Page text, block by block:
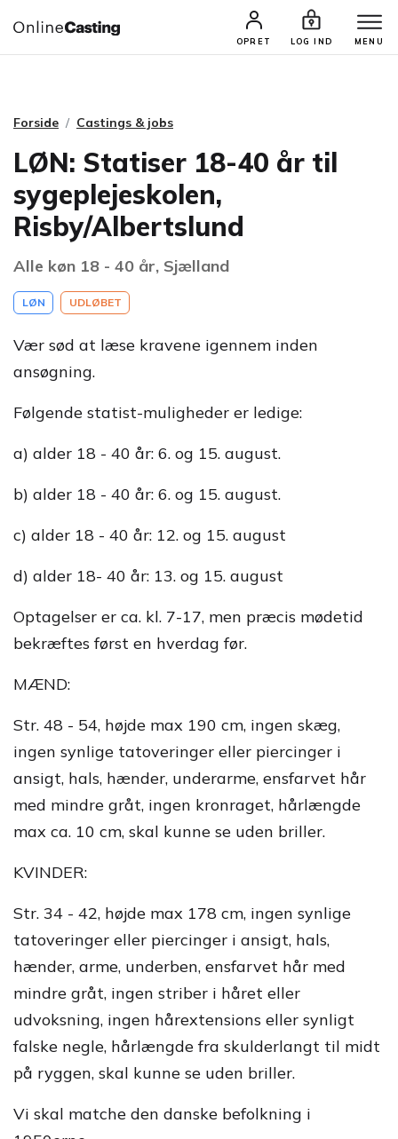
OPRET LOG IND MENU
CASTINGS & JOBS SØG PROFIL
Forside Castings & jobs
LØN: Statiser 18-40 år til
sygeplejeskolen,
Risby/Albertslund
Alle køn 18 - 40 år, Sjælland
LØN UDLØBET
Vær sød at læse kravene igennem inden
ansøgning.
Følgende statist-muligheder er ledige:
a) alder 18 - 40 år: 6. og 15. august.
b) alder 18 - 40 år: 6. og 15. august.
c) alder 18 - 40 år: 12. og 15. august
d) alder 18- 40 år: 13. og 15. august
Optagelser er ca. kl. 7-17, men præcis mødetid
bekræftes først en hverdag før.
MÆND:
Str. 48 - 54, højde max 190 cm, ingen skæg,
ingen synlige tatoveringer eller piercinger i
ansigt, hals, hænder, underarme, ensfarvet hår
med mindre gråt, ingen kronraget, hårlængde
max ca. 10 cm, skal kunne se uden briller.
KVINDER:
Str. 34 - 42, højde max 178 cm, ingen synlige
tatoveringer eller piercinger i ansigt, hals,
hænder, arme, underben, ensfarvet hår med
mindre gråt, ingen striber i håret eller
udvoksning, ingen hårextensions eller synligt
falske negle, hårlængde fra skulderlangt til midt
på ryggen, skal kunne se uden briller.
Vi skal matche den danske befolkning i